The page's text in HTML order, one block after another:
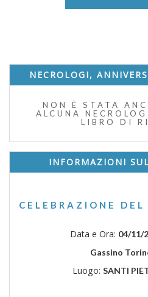
NECROLOGI,
NON È STATA
ALCUNA
LIBRO DI
INFORMAZIONI
CELEBRAZIONE
Data e Ora: 04/11/
Gassino
Luogo: SANTI